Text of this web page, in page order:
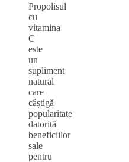
Propolisul
cu
vitamina
C
este
un
supliment
natural
care
câștigă
popularitate
datorită
beneficiilor
sale
pentru